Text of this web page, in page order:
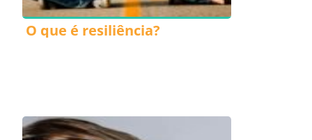
O que é resiliência?